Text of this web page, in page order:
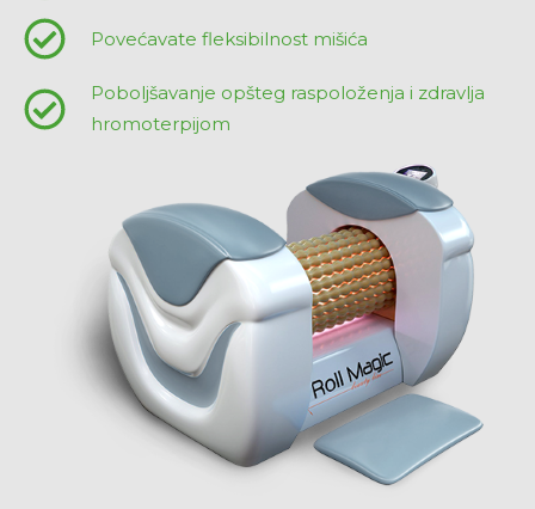
Povećavate fleksibilnost mišića
Poboljšavanje opšteg raspoloženja i zdravlja
hromoterpijom